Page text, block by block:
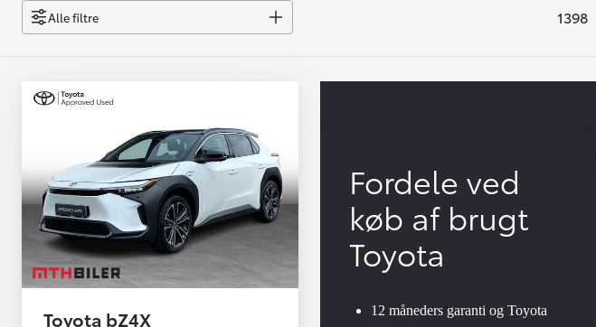
Alle filtre 1398
Toyota bZ4X
Fordele ved
køb af brugt
Toyota
12 måneders garanti og Toyota